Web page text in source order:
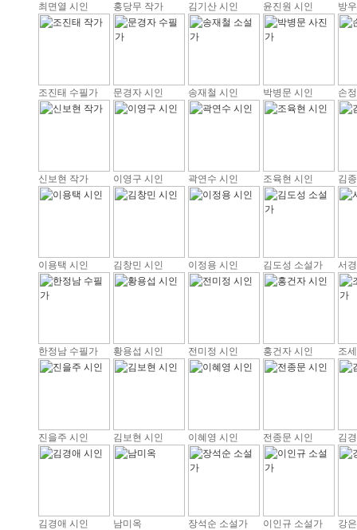
최면열 시인 홍당무 작가 김기산 시인 윤진원 시인 방
조진태 수필가 문경자 시인 송재철 시인 박병문 시인 손
신보현 작가 이영구 시인 곽연수 시인 조육현 시인 김
이용택 시인 김창민 시인 이정용 시인 김도성 소설가 서
한정남 수필가 황용섭 시인 전미정 시인 홍건자 시인 조
진을주 시인 김보현 시인 이혜영 시인 전종문 시인 김
김경애 시인 남미옥 장석순 소설가 이인규 소설가 강